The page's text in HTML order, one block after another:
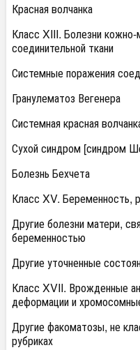
Красная волчанка
Класс XIII. Болезни
соединительной ткани
Системные поражения
Гранулематоз Вегенера
Системная красная
Сухой синдром [синдром
Болезнь Бехчета
Класс XV. Беременность,
Другие болезни матери,
беременностью
Другие уточненные
Класс XVII. Врожденные
деформации и
Другие факоматозы, не
рубриках